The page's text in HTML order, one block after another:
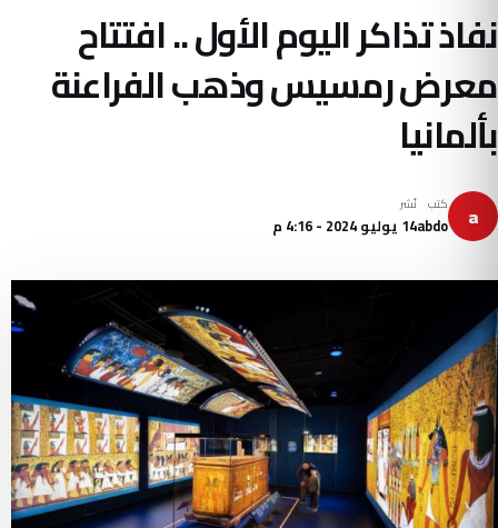
نفاذ تذاكر اليوم الأول .. افتتاح
معرض رمسيس وذهب الفراعنة
بألمانيا
a كتب
abdo
نُشر
14 يوليو 2024 - 4:16 م